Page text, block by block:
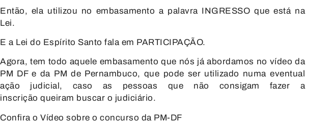
Então, ela utilizou no embasamento a palavra INGRESSO que está na
Lei.
E a Lei do Espírito Santo fala em PARTICIPAÇÃO.
Agora, tem todo aquele embasamento que nós já abordamos no vídeo da
PM DF e da PM de Pernambuco, que pode ser utilizado numa eventual
ação judicial, caso as pessoas que não consigam fazer a
inscrição queiram buscar o judiciário.
Confira o Vídeo sobre o concurso da PM-DF